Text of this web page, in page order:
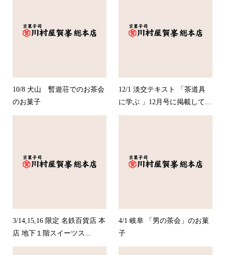
10/8 犬山 暫遊荘でのお茶会
のお菓子
12/1 淡交テキスト 「茶道具
に学ぶ 」12月号に掲載して...
3/14,15,16 限定 名鉄百貨店 本
店 地下１階スイーツス...
4/1 岐阜 「男の茶会」のお菓
子